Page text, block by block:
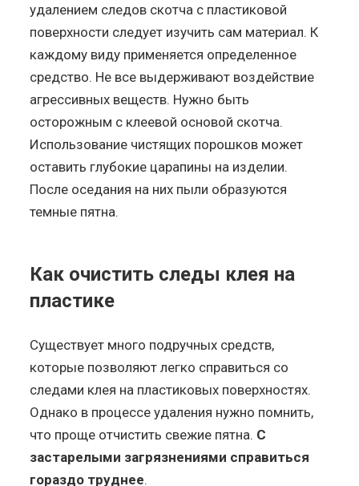
удалением следов скотча с пластиковой
поверхности следует изучить сам материал. К
каждому виду применяется определенное
средство. Не все выдерживают воздействие
агрессивных веществ. Нужно быть
осторожным с клеевой основой скотча.
Использование чистящих порошков может
оставить глубокие царапины на изделии.
После оседания на них пыли образуются
темные пятна.
Как очистить следы клея на
пластике
Существует много подручных средств,
которые позволяют легко справиться со
следами клея на пластиковых поверхностях.
Однако в процессе удаления нужно помнить,
что проще отчистить свежие пятна. С
застарелыми загрязнениями справиться
гораздо труднее.